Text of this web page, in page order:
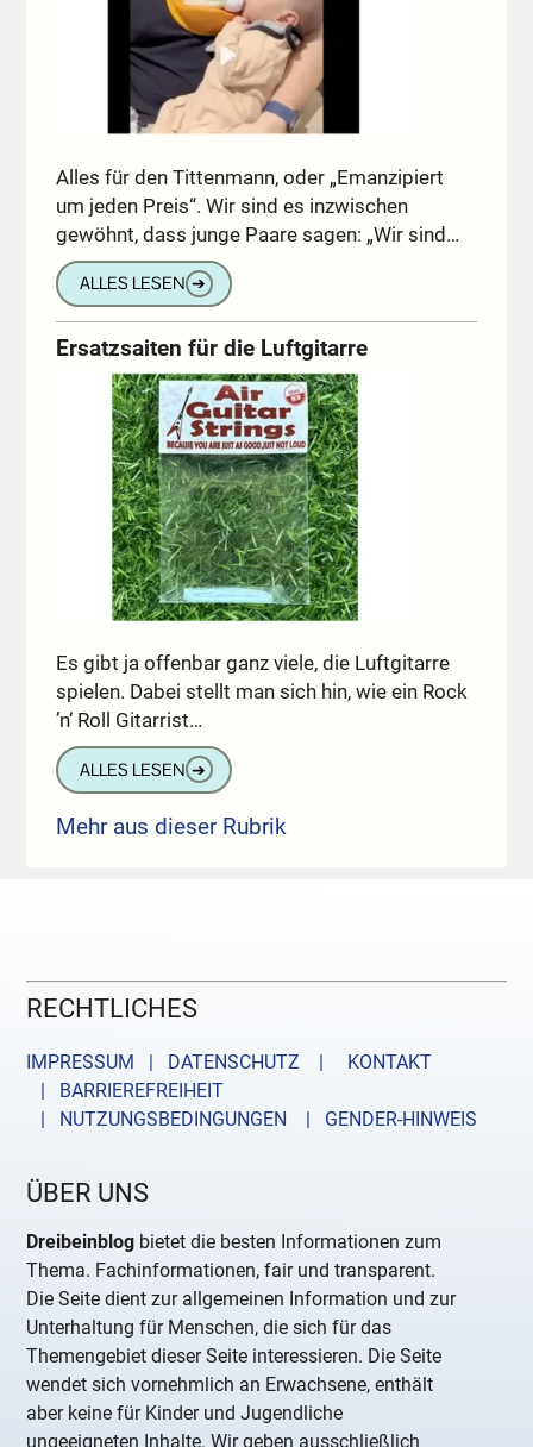
Alles für den Tittenmann, oder „Emanzipiert
um jeden Preis“. Wir sind es inzwischen
gewöhnt, dass junge Paare sagen: „Wir sind…
ALLES LESEN ➔
Ersatzsaiten für die Luftgitarre
Es gibt ja offenbar ganz viele, die Luftgitarre
spielen. Dabei stellt man sich hin, wie ein Rock
’n‘ Roll Gitarrist…
ALLES LESEN ➔
Mehr aus dieser Rubrik
RECHTLICHES
IMPRESSUM | DATENSCHUTZ |
KONTAKT
| BARRIEREFREIHEIT
| NUTZUNGSBEDINGUNGEN
| GENDER-HINWEIS
ÜBER UNS
Dreibeinblog bietet die besten Informationen zum
Thema. Fachinformationen, fair und transparent.
Die Seite dient zur allgemeinen Information und zur
Unterhaltung für Menschen, die sich für das
Themengebiet dieser Seite interessieren. Die Seite
wendet sich vornehmlich an Erwachsene, enthält
aber keine für Kinder und Jugendliche
ungeeigneten Inhalte. Wir geben ausschließlich